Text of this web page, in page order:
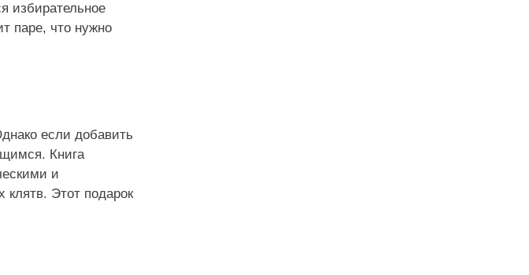
избирательное
паре, что нужно
если добавить
Книга
и
Этот подарок